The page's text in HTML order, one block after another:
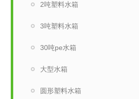
2吨塑料水箱
3吨塑料水箱
30吨pe水箱
大型水箱
圆形塑料水箱